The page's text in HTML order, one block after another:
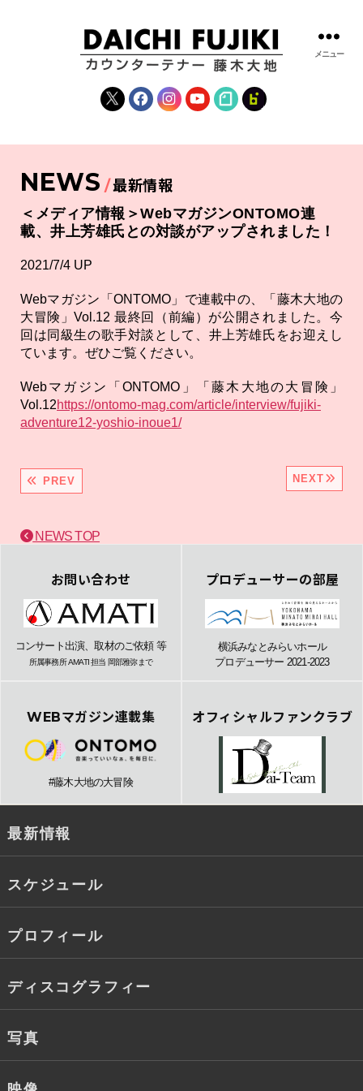
木
大
|
WEBSITE
X FacebookInstagramYouTube
note fanclub
メニュー
NEWS 最新情報
＜メディア情報＞WebマガジンONTOMO連
載、井上芳雄氏との対談がアップされました！
2021/7/4 UP
Webマガジン「ONTOMO」で連載中の、「藤木大地の
大冒険」Vol.12 最終回（前編）が公開されました。今
回は同級生の歌手対談として、井上芳雄氏をお迎えし
ています。ぜひご覧ください。
Webマガジン「ONTOMO」「藤木大地の大冒険」
Vol.12https://ontomo-mag.com/article/interview/fujiki-
adventure12-yoshio-inoue1/
PREV NEXT
NEWS TOP
お問い合わせ
コンサート出演、取材のご依頼 等
所属事務所 AMATI 担当 岡部雅弥まで
プロデューサーの部屋
横浜みなとみらいホール
プロデューサー 2021-2023
WEBマガジン連載集
#藤木大地の大冒険
オフィシャルファンクラブ
最新情報
スケジュール
プロフィール
ディスコグラフィー
写真